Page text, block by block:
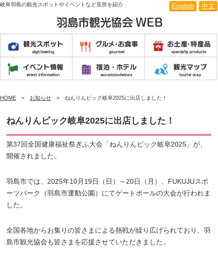
English 中文
岐阜羽島の観光スポットやイベントなど見所を紹介
HOME お知らせ ねんりんピック岐阜2025に出店しました！
ねんりんピック岐阜2025に出店しました！
第37回全国健康福祉祭ぎふ大会「ねんりんピック岐阜2025」が、
開催されました。
羽島市では、2025年10月19日（日）～20日（月）、FUKUJUスポ
ーツパーク（羽島市運動公園）にてゲートボールの大会が行われま
した。
全国各地からお集りの皆さまによる熱戦が繰り広げられており、羽
島市観光協会も皆さまを応援させていただきました。